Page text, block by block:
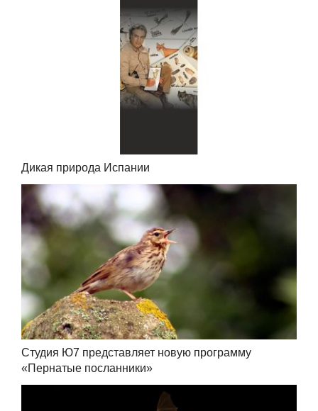
Дикая природа Испании
Студия Ю7 представляет новую программу
«Пернатые посланники»